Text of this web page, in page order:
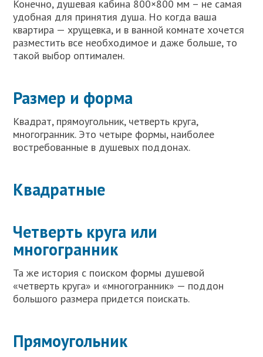
Конечно, душевая кабина 800×800 мм – не самая
удобная для принятия душа. Но когда ваша
квартира — хрущевка, и в ванной комнате хочется
разместить все необходимое и даже больше, то
такой выбор оптимален.
Размер и форма
Квадрат, прямоугольник, четверть круга,
многогранник. Это четыре формы, наиболее
востребованные в душевых поддонах.
Квадратные
Четверть круга или
многогранник
Та же история с поиском формы душевой
«четверть круга» и «многогранник» — поддон
большого размера придется поискать.
Прямоугольник